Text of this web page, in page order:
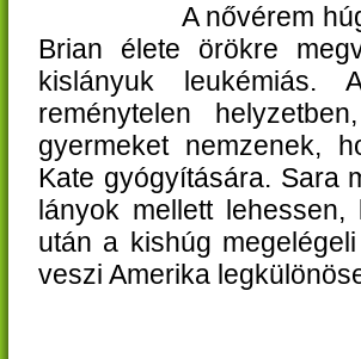
A nővérem
Brian élete örökre
kislányuk
reménytelen
gyermeket nemzenek,
Kate gyógyítására. Sara
lányok mellett
után a kishúg
veszi Amerika